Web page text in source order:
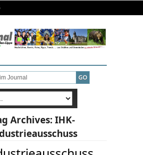
Archives:IHK-